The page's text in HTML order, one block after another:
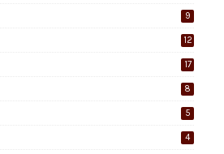
9
12
17
8
5
4